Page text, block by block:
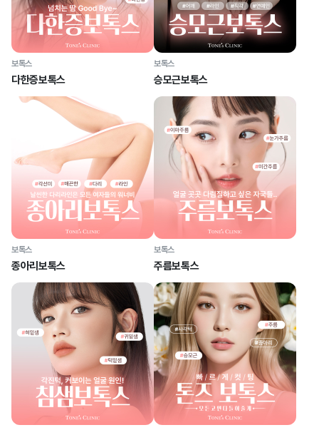
보톡스
다한증보톡스
보톡스
승모근보톡스
보톡스
종아리보톡스
보톡스
주름보톡스